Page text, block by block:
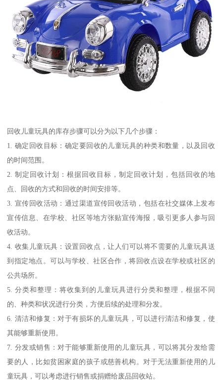
回收儿童玩具的库存步骤可以分为以下几个步骤：
1. 确定回收目标：确定要回收的儿童玩具的种类和数量，以及回收
的时间范围。
2. 制定回收计划：根据回收目标，制定回收计划，包括回收的地
点、回收的方式和回收的时间安排等。
3. 宣传回收活动：通过渠道宣传回收活动，包括在社交媒体上发布
宣传信息、在学校、社区等地方张贴宣传海报，吸引更多人参与回
收活动。
4. 收集儿童玩具：设置回收点，让人们可以将不需要的儿童玩具送
到指定地点。可以与学校、社区合作，将回收点设在学校或社区的
公共场所。
5. 分类和整理：将收集到的儿童玩具进行分类和整理，根据不同
的、种类和状况进行分类，方便后续的处理和分发。
6. 清洁和修复：对于有损坏的儿童玩具，可以进行清洁和修复，使
其能够重新使用。
7. 分发或销售：对于能够重新使用的儿童玩具，可以将其分发给需
要的人，比如贫困家庭的孩子或慈善机构。对于无法重新使用的儿
童玩具，可以考虑进行销售或捐赠给废品回收站。